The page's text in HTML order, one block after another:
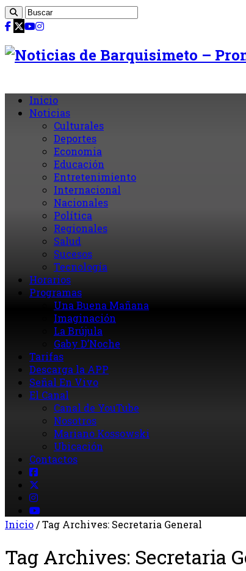
Inicio
Noticias
Culturales
Deportes
Economia
Educación
Entretenimiento
Internacional
Nacionales
Política
Regionales
Salud
Sucesos
Tecnología
Horarios
Programas
Una Buena Mañana
Imaginación
La Brújula
Gaby D’Noche
Tarifas
Descarga la APP
Señal En Vivo
El Canal
Canal de YouTube
Nosotros
Mariano Kossowski
Ubicación
Contactos
Inicio/Tag Archives: Secretaria General
Tag Archives: Secretaria